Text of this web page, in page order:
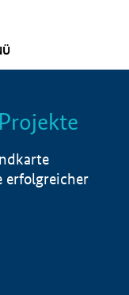
Info
erfolgreicher